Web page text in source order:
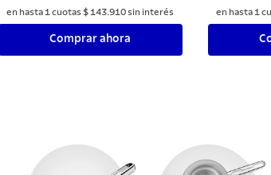
en hasta 1 cuotas $ 143.910sin interés
Comprar ahora
en hasta 1